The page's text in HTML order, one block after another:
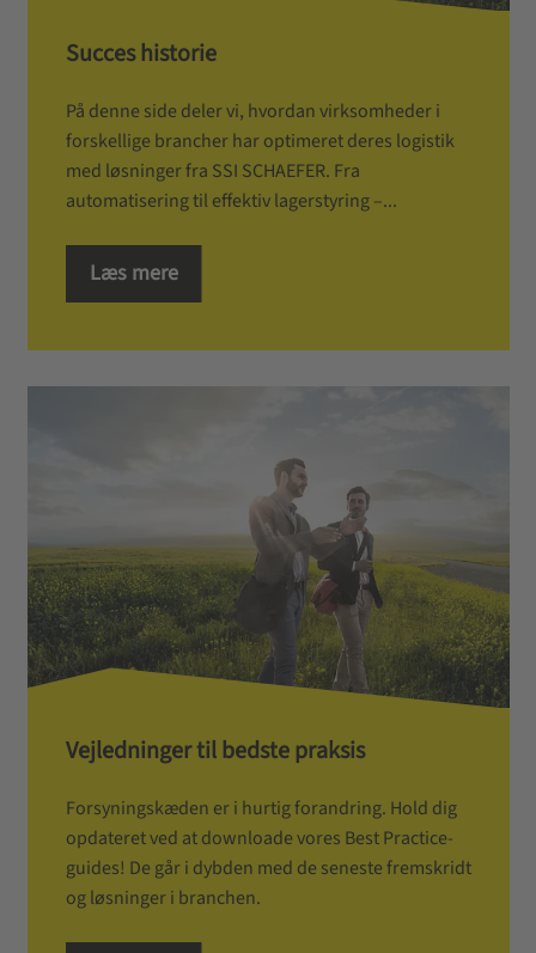
Succes historie
På denne side deler vi, hvordan virksomheder i
forskellige brancher har optimeret deres logistik
med løsninger fra SSI SCHAEFER. Fra
automatisering til effektiv lagerstyring –...
Læs mere
Vejledninger til bedste praksis
Forsyningskæden er i hurtig forandring. Hold dig
opdateret ved at downloade vores Best Practice-
guides! De går i dybden med de seneste fremskridt
og løsninger i branchen.